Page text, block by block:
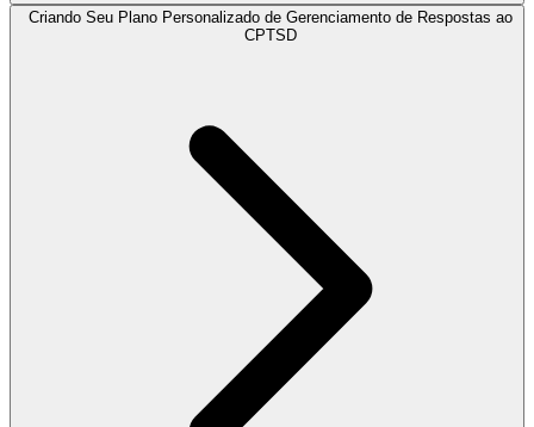
Criando Seu Plano Personalizado de Gerenciamento de Respostas ao
CPTSD